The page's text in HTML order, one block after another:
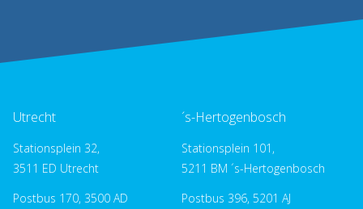
Utrecht
Stationsplein 32,
3511 ED Utrecht
Postbus 170, 3500 AD
´s-Hertogenbosch
Stationsplein 101,
5211 BM ´s-Hertogenbosch
Postbus 396, 5201 AJ